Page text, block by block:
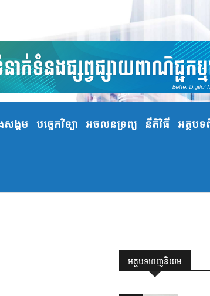
សង្គម បច្ចេកវិទ្យា អចលនទ្រព្យ នីតិវិធី អត្ថប
អត្ថបទពេញនិយម